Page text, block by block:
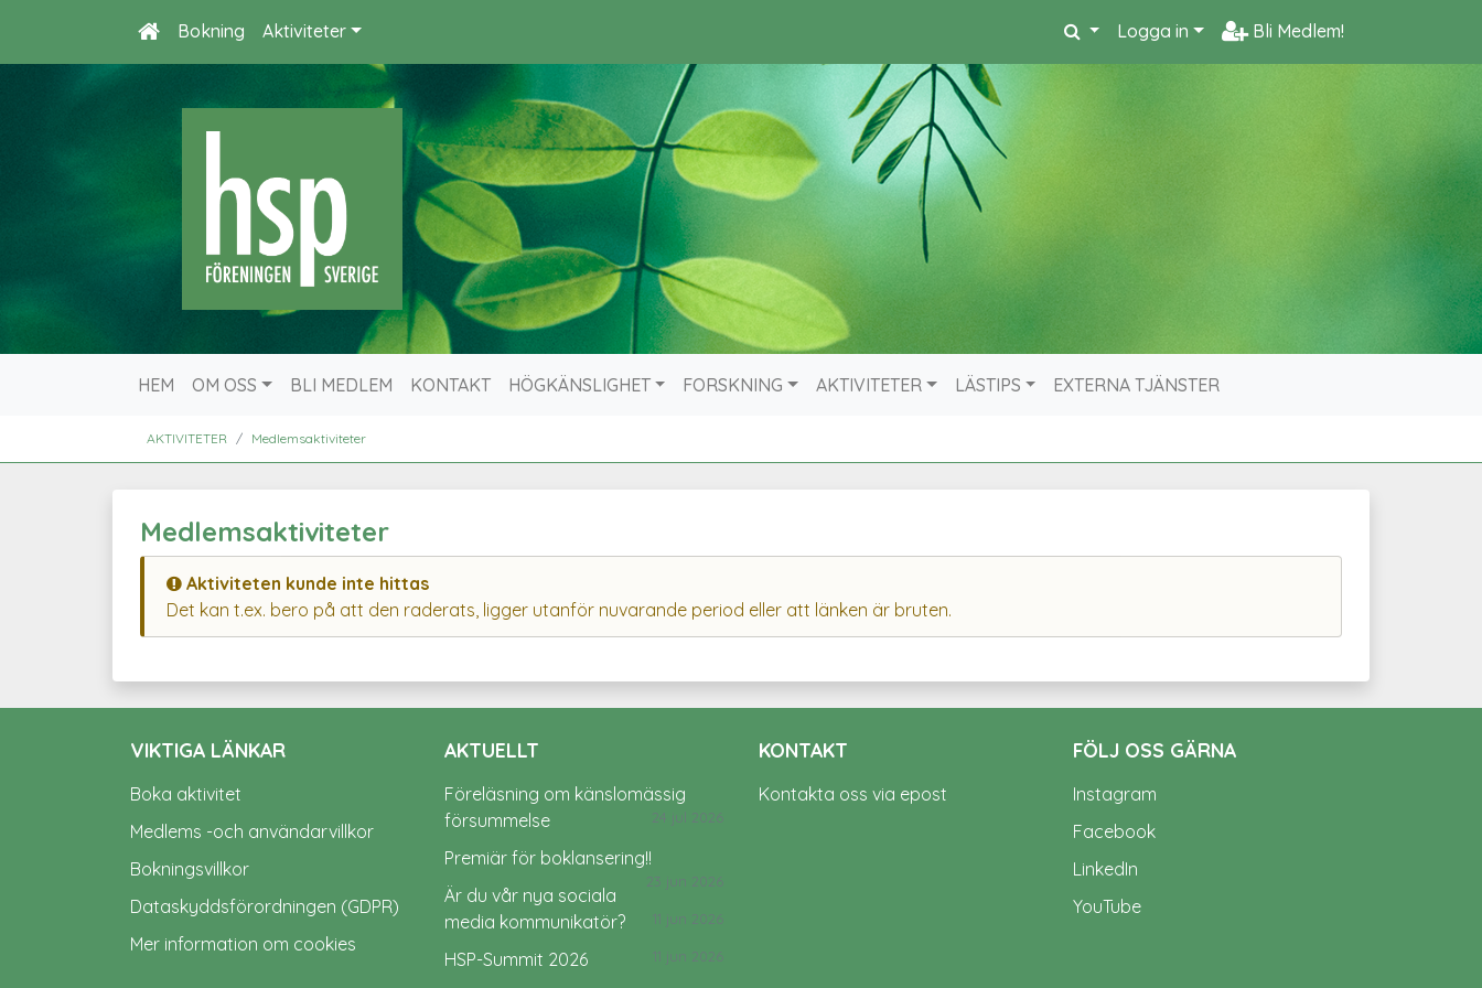
Bokning Aktiviteter Logga in Bli Medlem!
HEM OM OSS BLI MEDLEM KONTAKT HÖGKÄNSLIGHET FORSKNING AKTIVITETER LÄSTIPS EXTERNA TJÄNSTER
AKTIVITETER Medlemsaktiviteter
Medlemsaktiviteter
Aktiviteten kunde inte hittas
Det kan t.ex. bero på att den raderats, ligger utanför nuvarande period eller att länken är bruten.
VIKTIGA LÄNKAR
Boka aktivitet
Medlems -och användarvillkor
Bokningsvillkor
Dataskyddsförordningen (GDPR)
Mer information om cookies
AKTUELLT
Föreläsning om känslomässig
försummelse
24 jul 2026
Premiär för boklansering!!
23 jun 2026
Är du vår nya sociala
media kommunikatör?
11 jun 2026
HSP-Summit 2026 11 jun 2026
KONTAKT
Kontakta oss via epost
FÖLJ OSS GÄRNA
Instagram
Facebook
LinkedIn
YouTube